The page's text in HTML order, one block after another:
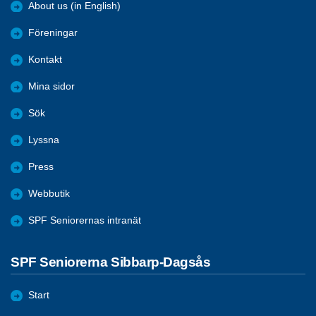
About us (in English)
Föreningar
Kontakt
Mina sidor
Sök
Lyssna
Press
Webbutik
SPF Seniorernas intranät
SPF Seniorerna Sibbarp-Dagsås
Start